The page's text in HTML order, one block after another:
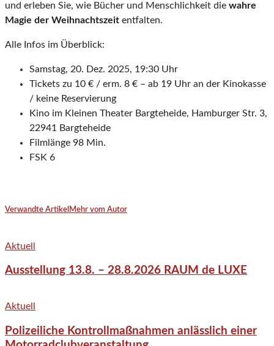
und erleben Sie, wie Bücher und Menschlichkeit die wahre
Magie der Weihnachtszeit entfalten.
Alle Infos im Überblick:
Samstag, 20. Dez. 2025, 19:30 Uhr
Tickets zu 10 € / erm. 8 € – ab 19 Uhr an der Kinokasse
/ keine Reservierung
Kino im Kleinen Theater Bargteheide, Hamburger Str. 3,
22941 Bargteheide
Filmlänge 98 Min.
FSK 6
Verwandte Artikel Mehr vom Autor
Aktuell
Ausstellung 13.8. – 28.8.2026 RAUM de LUXE
Aktuell
Polizeiliche Kontrollmaßnahmen anlässlich einer